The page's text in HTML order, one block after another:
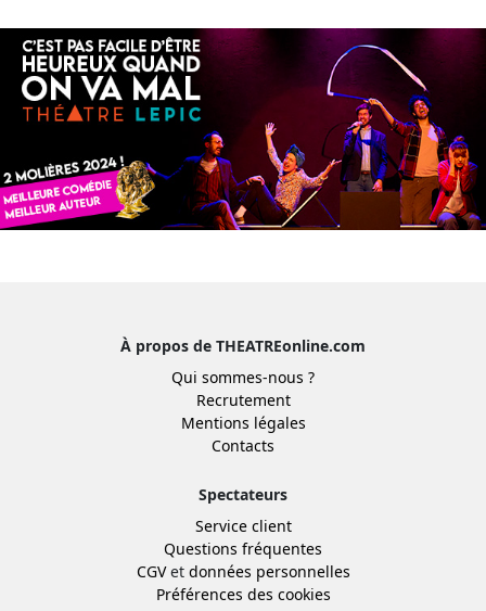
À propos de THEATREonline.com
Qui sommes-nous ?
Recrutement
Mentions légales
Contacts
Spectateurs
Service client
Questions fréquentes
CGVet données personnelles
Préférences des cookies